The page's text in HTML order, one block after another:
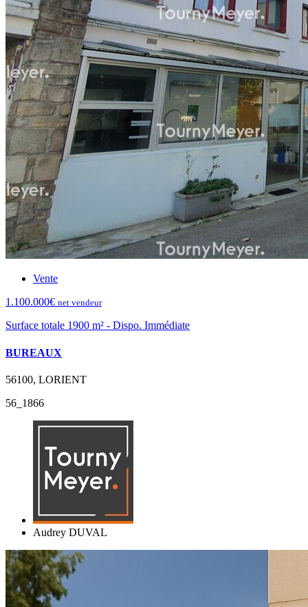
Vente
1.100.000€ net vendeur
Surface totale 1900 m² - Dispo. Immédiate
BUREAUX
56100, LORIENT
56_1866
Audrey DUVAL